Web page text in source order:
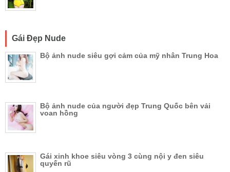
Gái Đẹp Nude
Bộ ảnh nude siêu gợi cảm của mỹ nhân Trung Hoa
Bộ ảnh nude của người đẹp Trung Quốc bên vải
voan hồng
Gái xinh khoe siêu vòng 3 cùng nội y đen siêu
quyến rũ